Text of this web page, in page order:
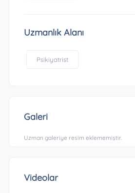
Uzmanlık Alanı
Psikiyatrist
Galeri
Uzman galeriye resim eklememiştir.
Videolar